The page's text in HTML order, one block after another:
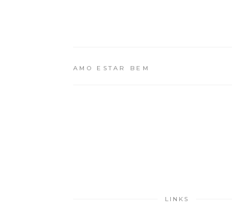
AMO ESTAR BEM
LINKS